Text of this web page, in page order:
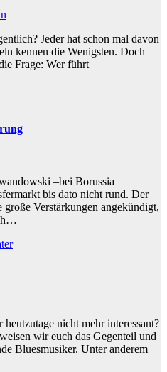
Jeder hat schon mal davon
kennen die Wenigsten. Doch
Frage: Wer führt
–bei Borussia
bis dato nicht rund. Der
Verstärkungen angekündigt,
nicht mehr interessant?
wir euch das Gegenteil und
Bluesmusiker. Unter anderem